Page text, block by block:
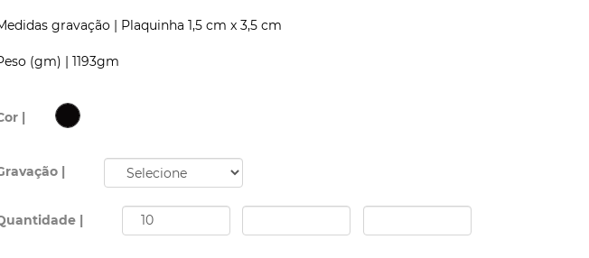
gravação | Plaquinha 1,5 cm x 3,5 cm
(gm) | 1193gm
|
|
|